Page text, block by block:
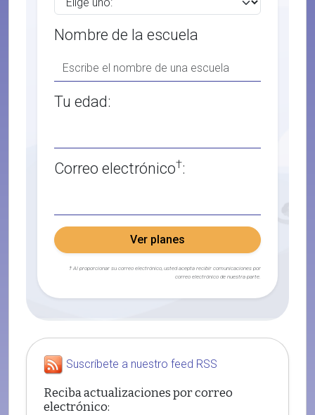
Nombre de la escuela
Tu edad:
Correo electrónico†:
Ver planes
† Al proporcionar su correo electrónico, usted acepta recibir comunicaciones por
correo electrónico de nuestra parte.
Suscríbete a nuestro feed RSS
Reciba actualizaciones por correo
electrónico: